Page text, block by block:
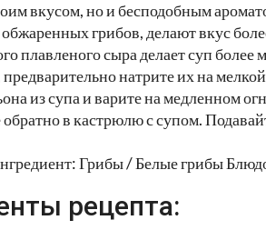
вкусом, но и бесподобным
грибов, делают вкус
плавленого сыра делает суп более
натрите их на
из супа и варите на медленном
обратно в кастрюлю с супом.
Грибы / Белые грибы
рецепта: